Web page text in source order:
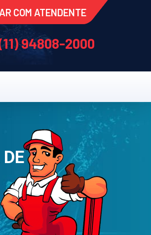
COM ATENDENTE
94808-2000